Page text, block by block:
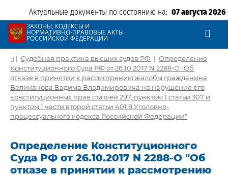
Актуальные документы по состоянию на: 07 августа 2026
ЗАКОНЫ, КОДЕКСЫ И
НОРМАТИВНО-ПРАВОВЫЕ АКТЫ
РОССИЙСКОЙ ФЕДЕРАЦИИ
| Судебная практика высших судов РФ | Определение
Конституционного Суда РФ от 26.10.2017 N 2288-О "Об
отказе в принятии к рассмотрению жалобы гражданина
Великанова Вадима Владимировича на нарушение его
конституционных прав статьей 297, пунктом 1 статьи 307 и
пунктом 1 части второй статьи 401.8 Уголовно-
процессуального кодекса Российской Федерации"
Определение Конституционного
Суда РФ от 26.10.2017 N 2288-О "Об
отказе в принятии к рассмотрению